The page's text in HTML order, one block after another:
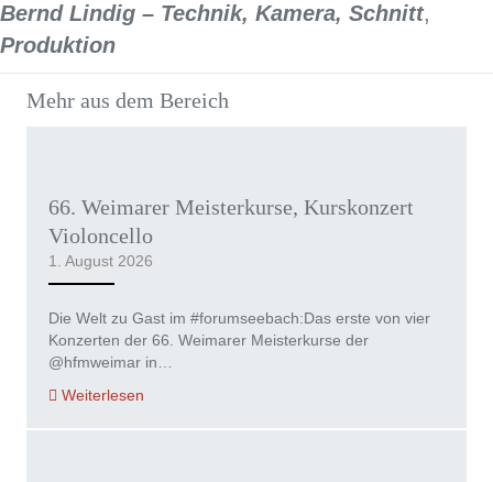
Bernd Lindig – Technik, Kamera, Schnitt,
Produktion
Mehr aus dem Bereich
66. Weimarer Meisterkurse, Kurskonzert
Violoncello
1. August 2026
Die Welt zu Gast im #forumseebach:Das erste von vier
Konzerten der 66. Weimarer Meisterkurse der
@hfmweimar in…
Weiterlesen